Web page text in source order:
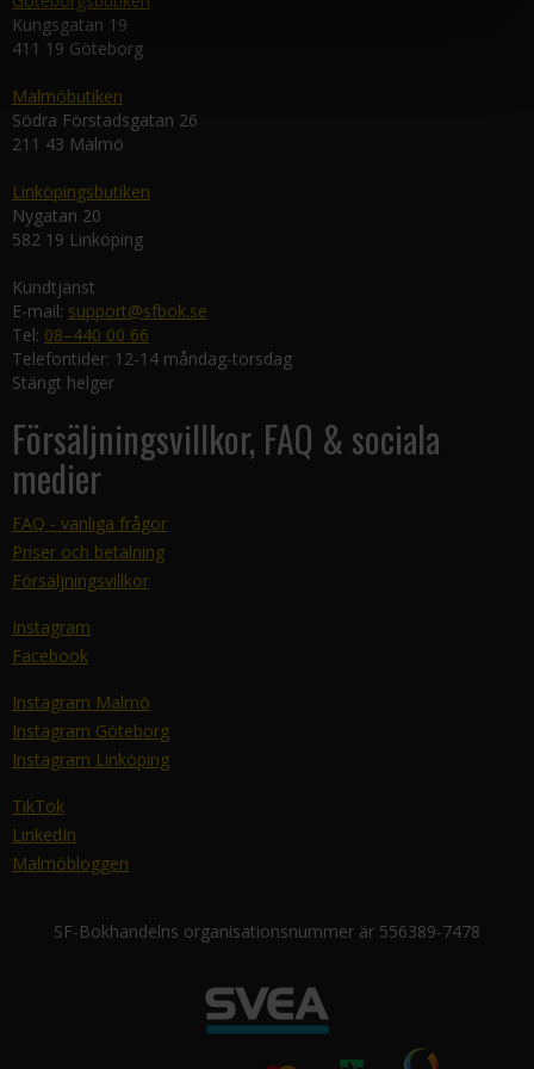
Kungsgatan 19
411 19 Göteborg
Malmöbutiken
Södra Förstadsgatan 26
211 43 Malmö
Linköpingsbutiken
Nygatan 20
582 19 Linköping
Kundtjänst
E-mail: support@sfbok.se
Tel: 08–440 00 66
Telefontider: 12-14 måndag-torsdag
Stängt helger
Försäljningsvillkor, FAQ & sociala
medier
FAQ - vanliga frågor
Priser och betalning
Försäljningsvillkor
Instagram
Facebook
Instagram Malmö
Instagram Göteborg
Instagram Linköping
TikTok
LinkedIn
Malmöbloggen
SF-Bokhandelns organisationsnummer är 556389-7478